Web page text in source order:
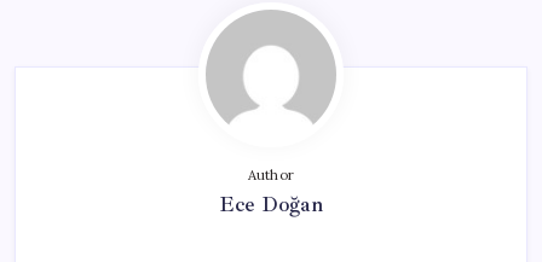
Author
Ece Doğan